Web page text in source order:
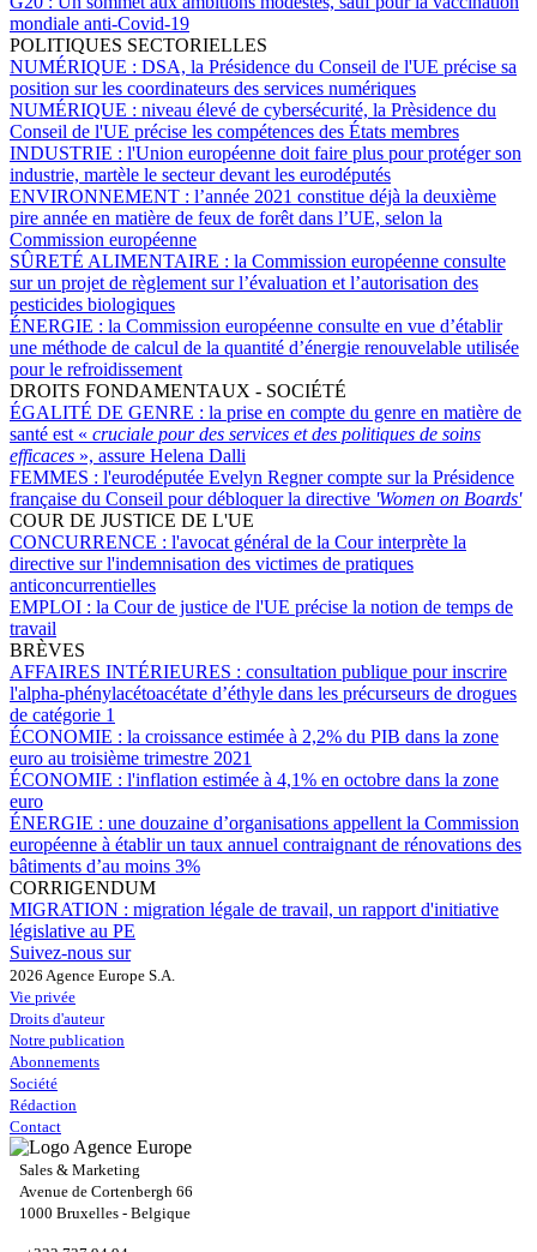
mondiale anti-Covid-19
POLITIQUES SECTORIELLES
NUMÉRIQUE : DSA, la Présidence du Conseil de l'UE précise sa
position sur les coordinateurs des services numériques
NUMÉRIQUE : niveau élevé de cybersécurité, la Prèsidence du
Conseil de l'UE précise les compétences des États membres
INDUSTRIE : l'Union européenne doit faire plus pour protéger son
industrie, martèle le secteur devant les eurodéputés
ENVIRONNEMENT : l’année 2021 constitue déjà la deuxième
pire année en matière de feux de forêt dans l’UE, selon la
Commission européenne
SÛRETÉ ALIMENTAIRE : la Commission européenne consulte
sur un projet de règlement sur l’évaluation et l’autorisation des
pesticides biologiques
ÉNERGIE : la Commission européenne consulte en vue d’établir
une méthode de calcul de la quantité d’énergie renouvelable utilisée
pour le refroidissement
DROITS FONDAMENTAUX - SOCIÉTÉ
ÉGALITÉ DE GENRE : la prise en compte du genre en matière de
santé est « cruciale pour des services et des politiques de soins
efficaces », assure Helena Dalli
FEMMES : l'eurodéputée Evelyn Regner compte sur la Présidence
française du Conseil pour débloquer la directive 'Women on Boards'
COUR DE JUSTICE DE L'UE
CONCURRENCE : l'avocat général de la Cour interprète la
directive sur l'indemnisation des victimes de pratiques
anticoncurrentielles
EMPLOI : la Cour de justice de l'UE précise la notion de temps de
travail
BRÈVES
AFFAIRES INTÉRIEURES : consultation publique pour inscrire
l'alpha-phénylacétoacétate d’éthyle dans les précurseurs de drogues
de catégorie 1
ÉCONOMIE : la croissance estimée à 2,2% du PIB dans la zone
euro au troisième trimestre 2021
ÉCONOMIE : l'inflation estimée à 4,1% en octobre dans la zone
euro
ÉNERGIE : une douzaine d’organisations appellent la Commission
européenne à établir un taux annuel contraignant de rénovations des
bâtiments d’au moins 3%
CORRIGENDUM
MIGRATION : migration légale de travail, un rapport d'initiative
législative au PE
Suivez-nous sur
2026 Agence Europe S.A.
Vie privée
Droits d'auteur
Notre publication
Abonnements
Société
Rédaction
Contact
Sales & Marketing
Avenue de Cortenbergh 66
1000 Bruxelles - Belgique